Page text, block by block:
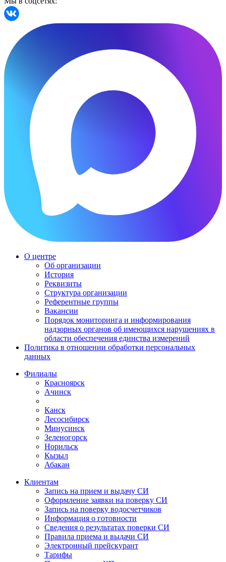
О центре
Об организации
История
Реквизиты
Структура организации
Референтные группы
Вакансии
Порядок мониторинга и информирования
надзорных органов об имеющихся нарушениях в
области обеспечения единства измерений
Политика в отношении обработки персональных
данных
Филиалы
Красноярск
Ачинск
Канск
Лесосибирск
Минусинск
Зеленогорск
Норильск
Кызыл
Абакан
Клиентам
Запись на прием и выдачу СИ
Оформление заявки на поверку СИ
Запись на поверку водосчетчиков
Информация о готовности
Сведения о результатах поверки СИ
Правила приема и выдачи СИ
Электронный прейскурант
Тарифы